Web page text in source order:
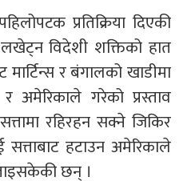
प्रतिक्रिया दिएकी
विदेशी शक्तिको हात
र बंगालको खाडीमा
अमेरिकाले गरेको प्रस्ताव
रहिरहन सक्ने जिकिर
हटाउन अमेरिकाले
छन् ।